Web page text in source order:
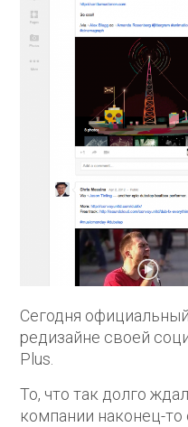
Сегодня
редизайне своей
Plus.
То, что так долго
компании наконец-то